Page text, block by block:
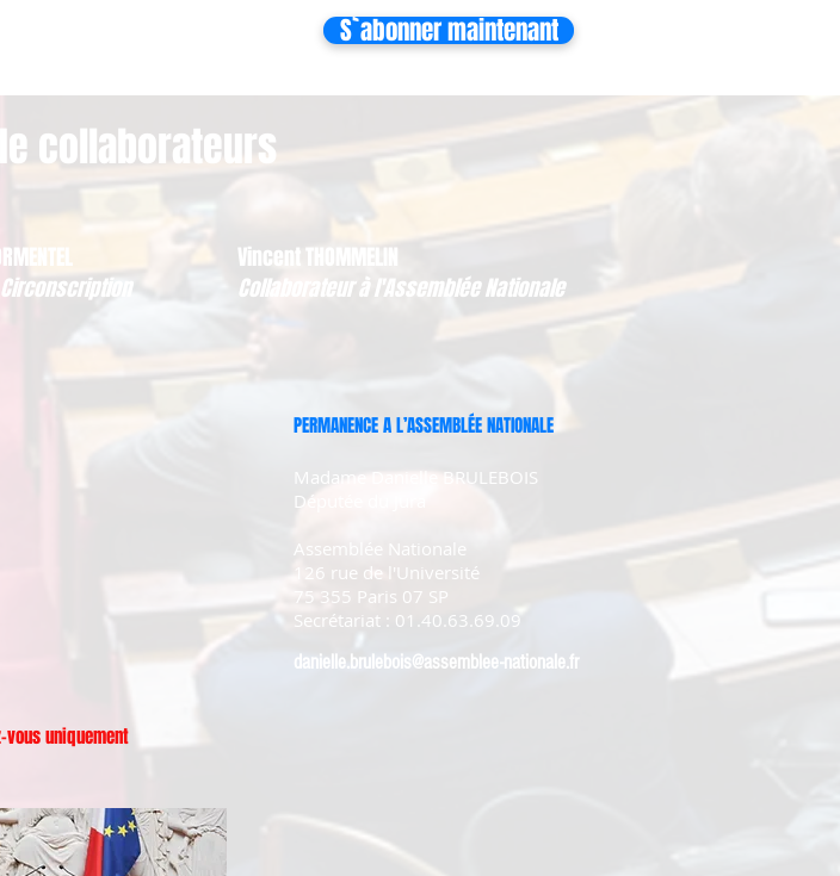
S`abonner maintenant
collaborateurs
Vincent THOMMELIN
Collaborateur à l'Assemblée Nationale
PERMANENCE A L’ASSEMBLÉE NATIONALE
Madame Danielle BRULEBOIS
Députée du Jura
Assemblée Nationale
126 rue de l'Université
75 355 Paris 07 SP
Secrétariat : 01.40.63.69.09
danielle.brulebois@assemblee-nationale.fr
vous uniquement